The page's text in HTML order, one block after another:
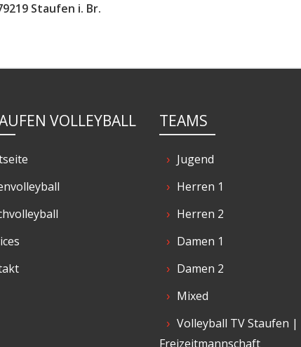
Staufen i. Br.
VOLLEYBALL TEAMS
Jugend
Herren 1
Herren 2
Damen 1
Damen 2
Mixed
Volleyball TV Staufen |
Freizeitmannschaft